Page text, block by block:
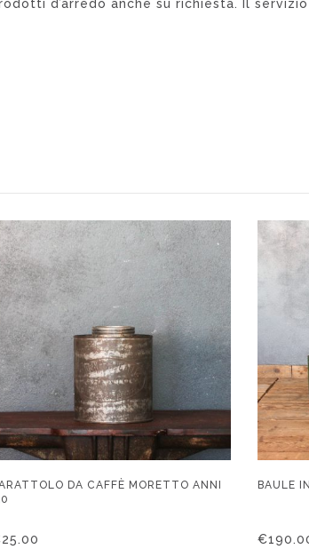
d’arredo anche su richiesta. Il
DA CAFFÈ MORETTO ANNI
25.00
BAULE
€